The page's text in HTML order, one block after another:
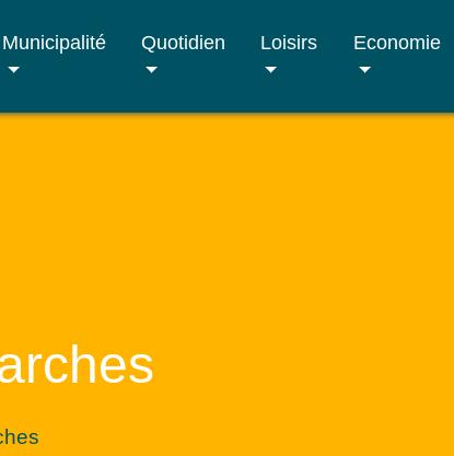
Municipalité Quotidien Loisirs Economie